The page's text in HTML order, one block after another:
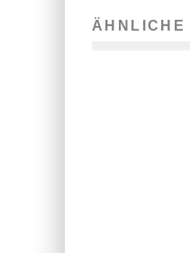
ÄHNLICHE
HABEN